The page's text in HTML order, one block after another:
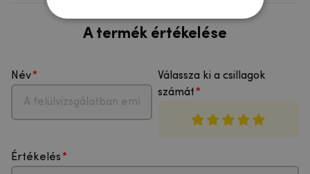
A termék értékelése
Név
Válassza ki a csillagok
számát
Értékelés